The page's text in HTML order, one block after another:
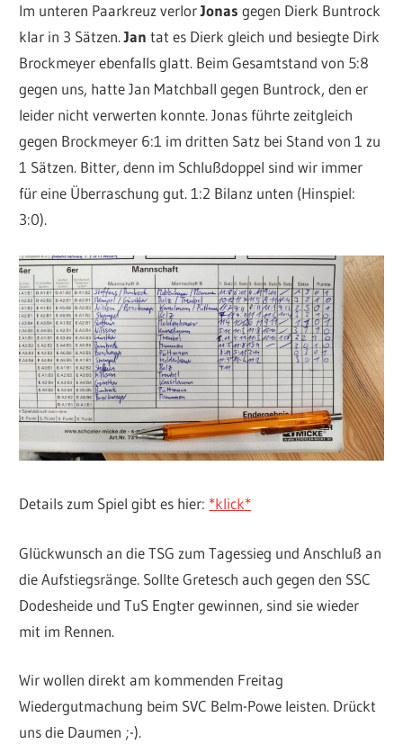
Im unteren Paarkreuz verlorJonas gegen Dierk Buntrock
klar in 3 Sätzen.Jan tat es Dierk gleich und besiegte Dirk
Brockmeyer ebenfalls glatt. Beim Gesamtstand von 5:8
gegen uns, hatte Jan Matchball gegen Buntrock, den er
leider nicht verwerten konnte. Jonas führte zeitgleich
gegen Brockmeyer 6:1 im dritten Satz bei Stand von 1 zu
1 Sätzen. Bitter, denn im Schlußdoppel sind wir immer
für eine Überraschung gut. 1:2 Bilanz unten (Hinspiel:
3:0).
Details zum Spiel gibt es hier: *klick*
Glückwunsch an die TSG zum Tagessieg und Anschluß an
die Aufstiegsränge. Sollte Gretesch auch gegen den SSC
Dodesheide und TuS Engter gewinnen, sind sie wieder
mit im Rennen.
Wir wollen direkt am kommenden Freitag
Wiedergutmachung beim SVC Belm-Powe leisten. Drückt
uns die Daumen ;-).